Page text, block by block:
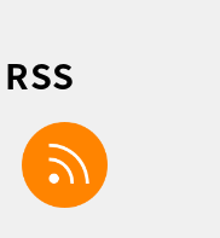
facebook